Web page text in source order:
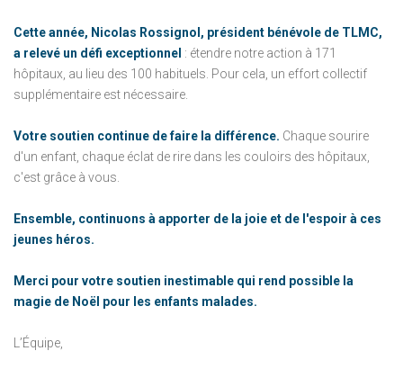
Cette année, Nicolas Rossignol, président bénévole de TLMC,
a relevé un défi exceptionnel : étendre notre action à 171
hôpitaux, au lieu des 100 habituels. Pour cela, un effort collectif
supplémentaire est nécessaire.
Votre soutien continue de faire la différence. Chaque sourire
d'un enfant, chaque éclat de rire dans les couloirs des hôpitaux,
c'est grâce à vous.
Ensemble, continuons à apporter de la joie et de l'espoir à ces
jeunes héros.
Merci pour votre soutien inestimable qui rend possible la
magie de Noël pour les enfants malades.
L’Équipe,